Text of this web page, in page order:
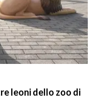
leoni dello zoo di